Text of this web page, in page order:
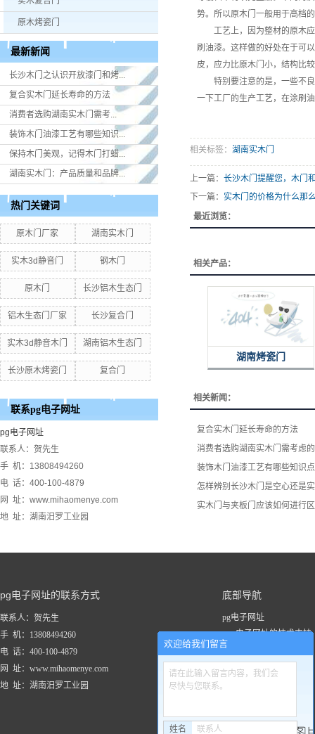
原木烤瓷门
最新新闻
长沙木门之认识开放漆门和烤...
复合实木门延长寿命的方法
消费者选购湖南实木门​需考...
装饰木门油漆工艺有哪些知识...
保持木门美观，记得木门打蜡...
湖南实木门：产品质量和品牌...
热门关键词
原木门厂家 湖南实木门
实木3d静音门 钢木门
原木门 长沙铝木生态门
铝木生态门厂家 长沙复合门
实木3d静音木门 湖南铝木生态门
长沙原木烤瓷门 复合门
联系pg电子网址
pg电子网址
联系人：贺先生
手 机：13808494260
电 话：400-100-4879
网 址：www.mihaomenye.com
地 址：湖南汨罗工业园
势。所以原木门一般用于高档
工艺上，因为整材的原木
刷油漆。这样做的好处在于可
皮，应力比原木门小，结构比
特别要注意的是，一些不
一下工厂的生产工艺，在涂刷
相关标签： 湖南实木门
上一篇： 长沙木门​提醒您，木门
下一篇： 实木门​的价格为什么那
最近浏览：
相关产品：
湖南烤瓷门
相关新闻：
复合实木门延长寿命的方法
消费者选购湖南实木门​需考虑
装饰木门油漆工艺有哪些知识
怎样辨别长沙木门是空心还是
实木门与夹板门应该如何进行
pg电子网址的联系方式
联系人：贺先生
手 机：13808494260
电 话：400-100-4879
网 址：www.mihaomenye.com
地 址：湖南汨罗工业园
底部导航
pg电子网址
pg电子网址的技术支持
关于pg电子网址
工程案例
欢迎给我们留言
请在此输入留言内容，我们会
尽快与您联系。
姓名 联系人